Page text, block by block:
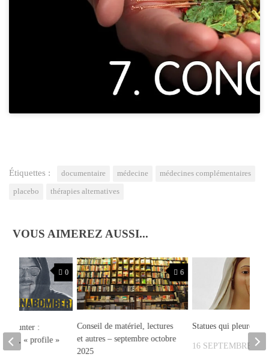
Étiquettes : documentaire médecine médecines complémentaires
placebo thérapies alternatives
VOUS AIMEREZ AUSSI...
6
Conseil de matériel, lectures
et autres – septembre octobre
2025
Statues qui pleurent
16 SEPTEMBRE
0
:
série, « profile »